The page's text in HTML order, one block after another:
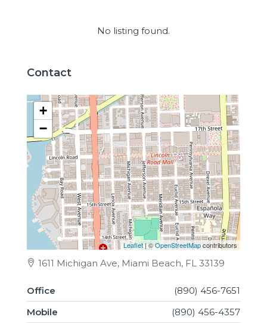
No listing found.
Contact
+
−
Leaflet| ©OpenStreetMapcontributors
1611 Michigan Ave, Miami Beach, FL 33139
Office
(890) 456-7651
Mobile
(890) 456-4357